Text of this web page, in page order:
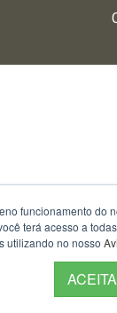
funcionamento do
terá acesso a
utilizando no nosso